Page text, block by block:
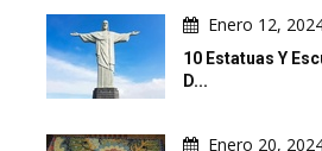
Enero 12,
10 Estatuas Y
D...
Enero 20,